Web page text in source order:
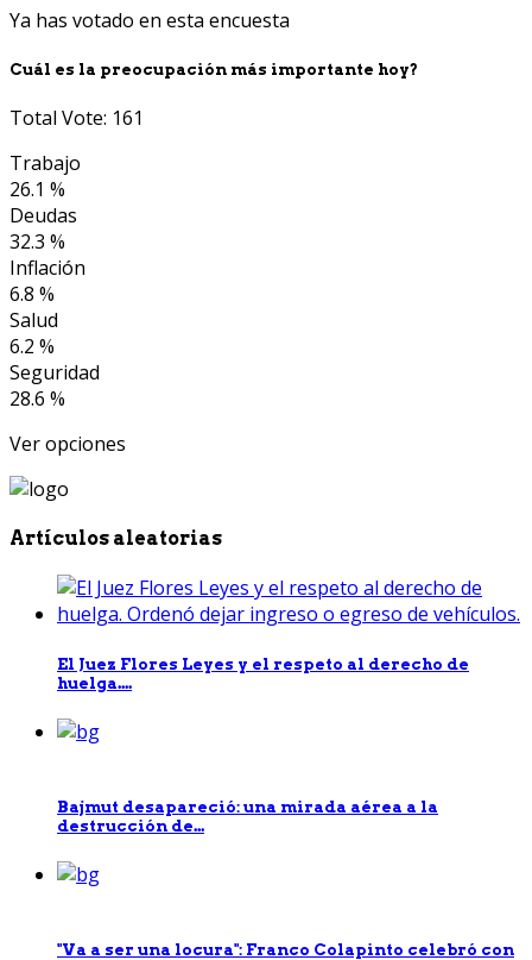
Ya has votado en esta encuesta
Cuál es la preocupación más importante hoy?
Total Vote: 161
Trabajo
26.1 %
Deudas
32.3 %
Inflación
6.8 %
Salud
6.2 %
Seguridad
28.6 %
Ver opciones
Artículos aleatorias
El Juez Flores Leyes y el respeto al derecho de
huelga....
Bajmut desapareció: una mirada aérea a la
destrucción de...
"Va a ser una locura": Franco Colapinto celebró con